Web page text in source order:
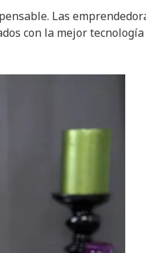
Las
con la mejor tecnología